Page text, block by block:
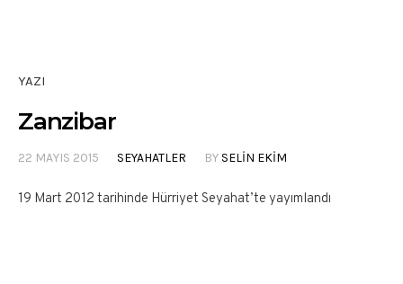
YAZI
Zanzibar
22 MAYIS 2015 SEYAHATLER BY SELIN EKIM
19 Mart 2012 tarihinde Hürriyet Seyahat’te yayımlandı